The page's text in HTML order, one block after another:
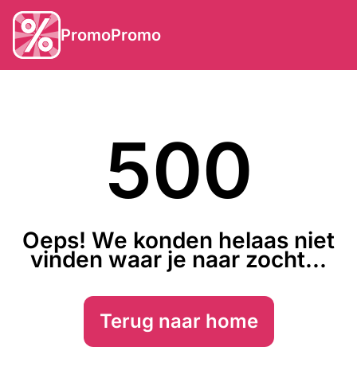
PromoPromo
500
Oeps! We konden helaas niet
vinden waar je naar zocht...
Terug naar home